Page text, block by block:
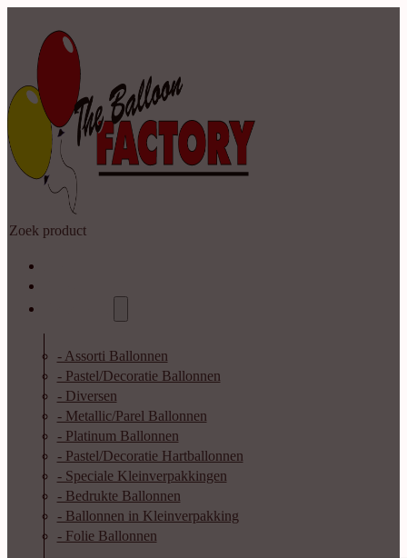
Zoeken
- Assorti Ballonnen
- Pastel/Decoratie Ballonnen
- Diversen
- Metallic/Parel Ballonnen
- Platinum Ballonnen
- Pastel/Decoratie Hartballonnen
- Speciale Kleinverpakkingen
- Bedrukte Ballonnen
- Ballonnen in Kleinverpakking
- Folie Ballonnen